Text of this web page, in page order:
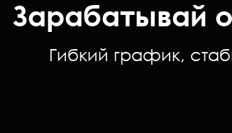
Зарабатывай
Гибкий график,